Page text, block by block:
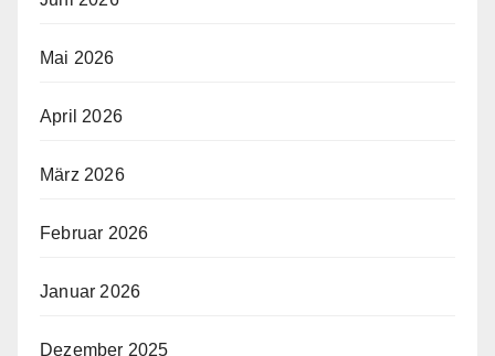
Mai 2026
April 2026
März 2026
Februar 2026
Januar 2026
Dezember 2025